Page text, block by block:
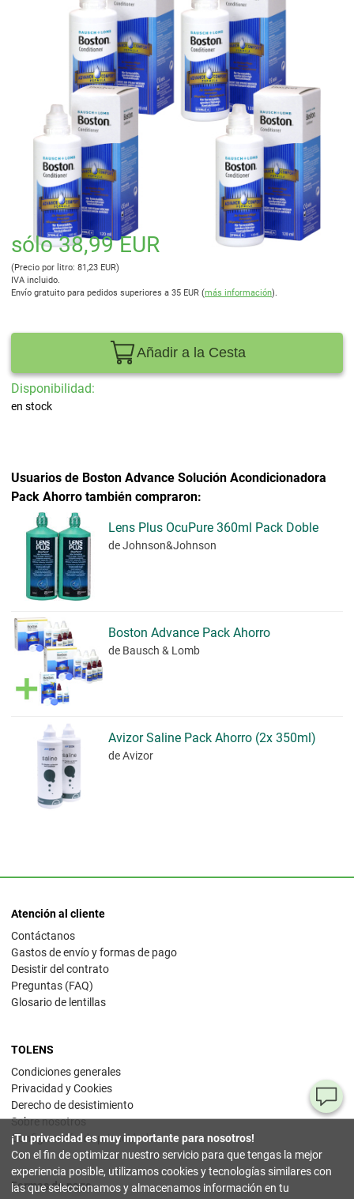
sólo 38,99 EUR
(Precio por litro: 81,23 EUR)
IVA incluido.
Envío gratuito para pedidos superiores a 35 EUR (más información).
Añadir a la Cesta
Disponibilidad:
en stock
Usuarios de Boston Advance Solución Acondicionadora
Pack Ahorro también compraron:
Lens Plus OcuPure 360ml Pack Doble
de Johnson&Johnson
Boston Advance Pack Ahorro
de Bausch & Lomb
Avizor Saline Pack Ahorro (2x 350ml)
de Avizor
Atención al cliente
Contáctanos
Gastos de envío y formas de pago
Desistir del contrato
Preguntas (FAQ)
Glosario de lentillas
TOLENS
Condiciones generales
Privacidad y Cookies
Derecho de desistimiento
Sobre nosotros
Configuración de privacidad
Formas de pago
¡Tu privacidad es muy importante para nosotros!
Con el fin de optimizar nuestro servicio para que tengas la mejor
experiencia posible, utilizamos cookies y tecnologías similares con
las que seleccionamos y almacenamos información en tu